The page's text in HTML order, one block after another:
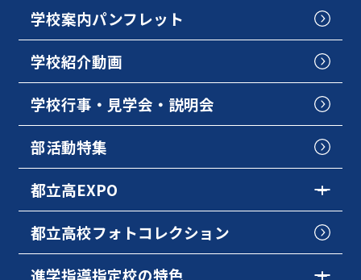
学校案内パンフレット
学校紹介動画
学校行事・見学会・説明会
部活動特集
都立高EXPO
都立高校フォトコレクション
進学指導指定校の特色